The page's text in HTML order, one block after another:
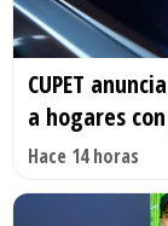
CUPET
a hogares
Hace 14 horas